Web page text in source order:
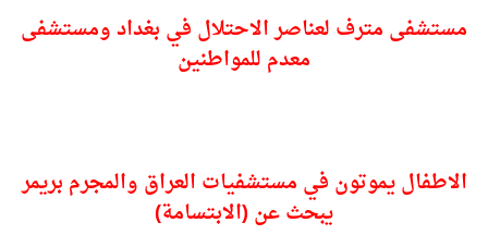
مستشفى مترف لعناصر الاحتلال في بغداد ومستشفى
معدم للمواطنين
الاطفال يموتون في مستشفيات العراق والمجرم بريمر
يبحث عن (الابتسامة)